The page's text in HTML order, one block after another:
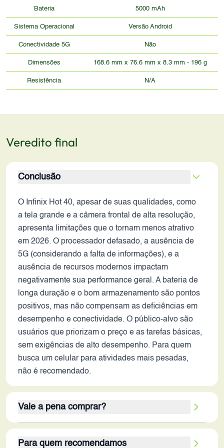
Bateria 5000 mAh
Sistema Operacional Versão Android
Conectividade 5G Não
Dimensões 168.6 mm x 76.6 mm x 8.3 mm - 196 g
Resistência N/A
Veredito final
Conclusão
O Infinix Hot 40, apesar de suas qualidades, como
a tela grande e a câmera frontal de alta resolução,
apresenta limitações que o tornam menos atrativo
em 2026. O processador defasado, a ausência de
5G (considerando a falta de informações), e a
ausência de recursos modernos impactam
negativamente sua performance geral. A bateria de
longa duração e o bom armazenamento são pontos
positivos, mas não compensam as deficiências em
desempenho e conectividade. O público-alvo são
usuários que priorizam o preço e as tarefas básicas,
sem exigências de alto desempenho. Para quem
busca um celular para atividades mais pesadas,
não é recomendado.
Vale a pena comprar?
com orçamento limitado que buscam um
Para quem recomendamos